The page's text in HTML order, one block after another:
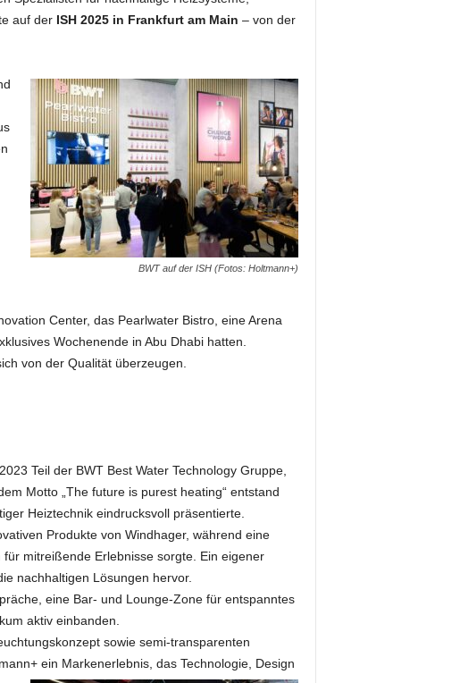
auf der ISH 2025 in Frankfurt am Main – von der
BWT auf der ISH (Fotos: Holtmann+)
Center, das Pearlwater Bistro, eine Arena
Wochenende in Abu Dhabi hatten.
von der Qualität überzeugen.
Teil der BWT Best Water Technology Gruppe,
Motto „The future is purest heating“ entstand
Heiztechnik eindrucksvoll präsentierte.
Produkte von Windhager, während eine
mitreißende Erlebnisse sorgte. Ein eigener
nachhaltigen Lösungen hervor.
eine Bar- und Lounge-Zone für entspanntes
aktiv einbanden.
sowie semi-transparenten
ein Markenerlebnis, das Technologie, Design